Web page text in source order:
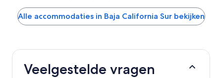
nacht
gevonden
24
Alle accommodaties in Baja California Sur bekijken
Veelgestelde vragen